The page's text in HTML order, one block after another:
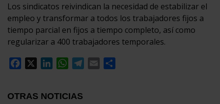
Los sindicatos reivindican la necesidad de estabilizar el
empleo y transformar a todos los trabajadores fijos a
tiempo parcial en fijos a tiempo completo, así como
regularizar a 400 trabajadores temporales.
Facebook
LinkedInWhatsApp
Telegram
Email
OTRAS NOTICIAS